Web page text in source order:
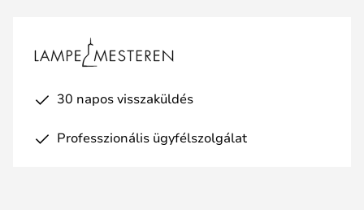
30 napos visszaküldés
Professzionális ügyfélszolgálat